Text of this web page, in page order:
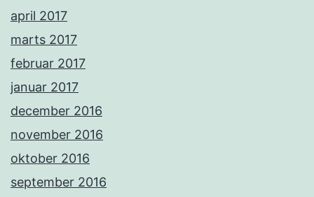
april 2017
marts 2017
februar 2017
januar 2017
december 2016
november 2016
oktober 2016
september 2016